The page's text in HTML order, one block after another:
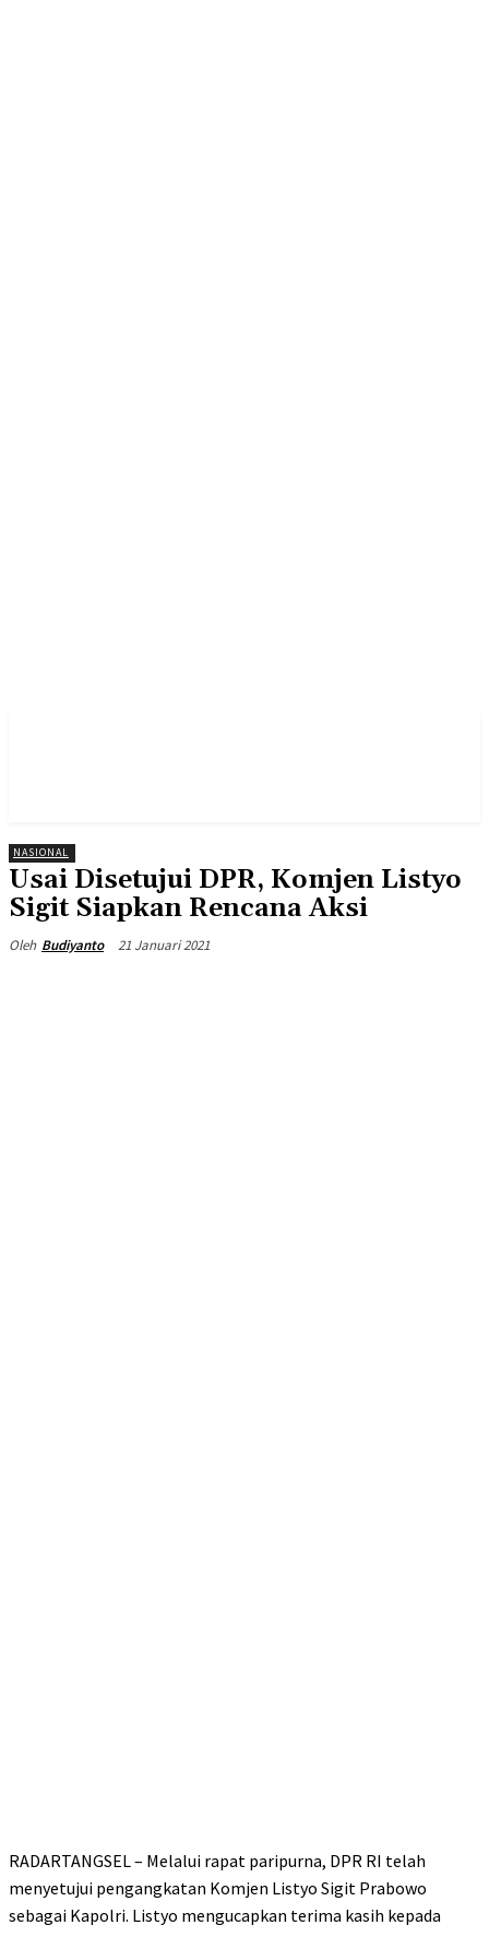
NASIONAL
Usai Disetujui DPR, Komjen Listyo
Sigit Siapkan Rencana Aksi
Oleh Budiyanto 21 Januari 2021
RADARTANGSEL – Melalui rapat paripurna, DPR RI telah
menyetujui pengangkatan Komjen Listyo Sigit Prabowo
sebagai Kapolri. Listyo mengucapkan terima kasih kepada